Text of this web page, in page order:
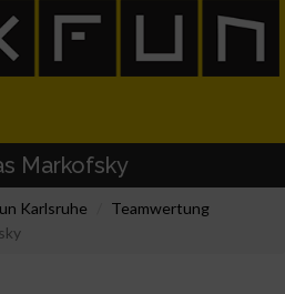
Markofsky
Karlsruhe
Teamwertung